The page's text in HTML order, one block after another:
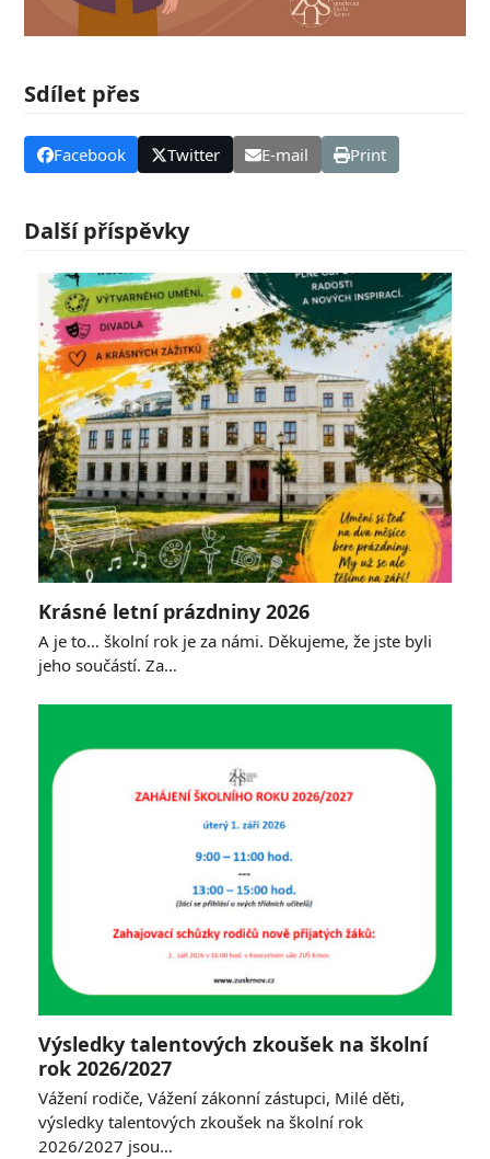
Sdílet přes
Facebook Twitter E-mail Print
Další příspěvky
Krásné letní prázdniny 2026
A je to… školní rok je za námi. Děkujeme, že jste byli
jeho součástí. Za…
Výsledky talentových zkoušek na školní
rok 2026/2027
Vážení rodiče, Vážení zákonní zástupci, Milé děti,
výsledky talentových zkoušek na školní rok
2026/2027 jsou…